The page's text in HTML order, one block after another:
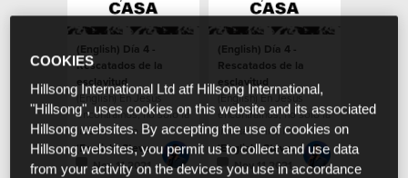
(English) Día 4 -
Rescatados de la
esclavitud
(English) En Jesús
encontramos, no solo la
libertad, sino la
capacidad de reflejar a
Dios en la tierra.
(English) Steven Richards
Nov 11 2021
(English) Día 4 -
Rescatados de la
esclavitud
(English) En Jesús
encontramos, no solo la
libertad, sino la
capacidad de reflejar a
Dios en la tierra.
(English) Steven Richards
Nov 11 2021
COOKIES
Hillsong International Ltd atf Hillsong International,
"Hillsong", uses cookies on this website and its associated
Hillsong websites. By accepting the use of cookies on
Hillsong websites, you permit us to collect and use data
from your activity on the devices you use in accordance